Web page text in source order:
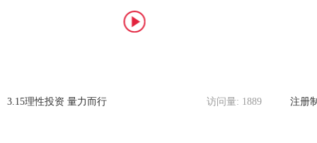
3.15理性投资 量力而行 访问量: 1889 注册